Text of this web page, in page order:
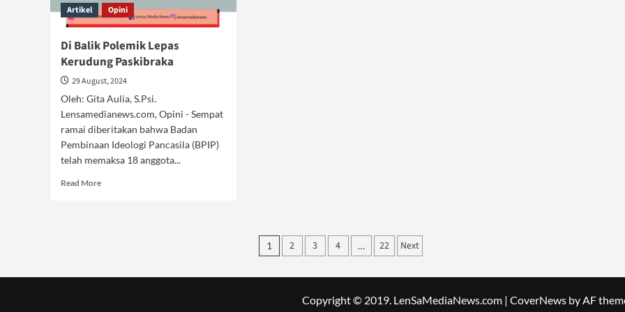
Artikel Opini
Di Balik Polemik Lepas
Kerudung Paskibraka
29 August, 2024
Oleh: Gita Aulia, S.Psi.
Lensamedianews.com, Opini - Sempat
ramai diberitakan bahwa Badan
Pembinaan Ideologi Pancasila (BPIP)
telah memaksa 18 anggota...
Read MoreRead
Posts
pagination
1 2 3 4 … 22 Next
Copyright © 2019. LenSaMediaNews.com | CoverNewsby AF